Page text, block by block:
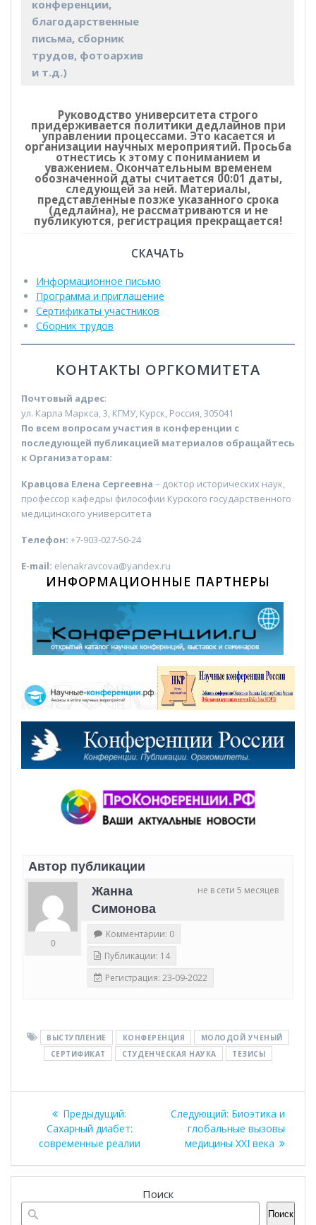
конференции,
благодарственные
письма, сборник
трудов, фотоархив
и т.д.)
Руководство университета строго
придерживается политики дедлайнов при
управлении процессами. Это касается и
организации научных мероприятий. Просьба
отнестись к этому с пониманием и
уважением. Окончательным временем
обозначенной даты считается 00:01 даты,
следующей за ней. Материалы,
представленные позже указанного срока
(дедлайна), не рассматриваются и не
публикуются, регистрация прекращается!
СКАЧАТЬ
Информационное письмо
Программа и приглашение
Сертификаты участников
Сборник трудов
КОНТАКТЫ ОРГКОМИТЕТА
Почтовый адрес:
ул. Карла Маркса, 3, КГМУ, Курск, Россия, 305041
По всем вопросам участия в конференции с
последующей публикацией материалов обращайтесь
к Организаторам:
Кравцова Елена Сергеевна – доктор исторических наук,
профессор кафедры философии Курского государственного
медицинского университета
Телефон: +7-903-027-50-24
E-mail: elenakravcova@yandex.ru
ИНФОРМАЦИОННЫЕ ПАРТНЕРЫ
Автор публикации
не в сети 5 месяцев
Жанна
Симонова
0
Комментарии: 0
Публикации: 14
Регистрация: 23-09-2022
ВЫСТУПЛЕНИЕ КОНФЕРЕНЦИЯ
МОЛОДОЙ УЧЕНЫЙ
СЕРТИФИКАТ
СТУДЕНЧЕСКАЯ НАУКА ТЕЗИСЫ
Навигация
по
записям
Предыдущий: Предыдущая
запись:
Сахарный диабет:
современные реалии
Следующий: Следующая
запись:
Биоэтика и
глобальные вызовы
медицины XXI века
Поиск
Поиск